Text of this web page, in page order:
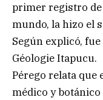
primer registro
mundo, la hizo el
Según explicó,
Géologie Itapucu.
Pérego relata que
médico y